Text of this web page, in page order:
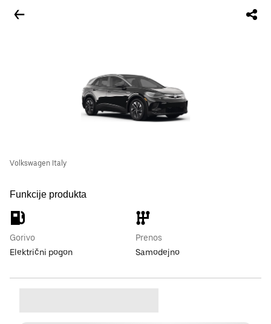
Volkswagen Italy
Funkcije produkta
Gorivo
Električni pogon
Prenos
Samodejno